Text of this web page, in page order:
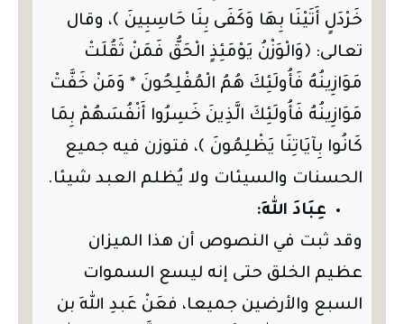
خَرْدَلٍ أَتَيْنَا بِهَا وَكَفَى بِنَا حَاسِبِينَ ﴾، وقال
تعالى: ﴿وَالْوَزْنُ يَوْمَئِذٍ الْحَقُّ فَمَنْ ثَقُلَتْ
مَوَازِينُهُ فَأُولَئِكَ هُمُ الْمُفْلِحُونَ * وَمَنْ خَفَّتْ
مَوَازِينُهُ فَأُولَئِكَ الَّذِينَ خَسِرُوا أَنْفُسَهُمْ بِمَا
كَانُوا بِآيَاتِنَا يَظْلِمُونَ ﴾، فتوزن فيه جميع
الحسنات والسيئات ولا يُظلم العبد شيئا.
عِبَادَ اللهِ:
وقد ثبت في النصوص أن هذا الميزان
عظيم الخلق حتى إنه ليسع السموات
السبع والأرضين جميعا، فعَنْ عَبدِ اللهِ بن